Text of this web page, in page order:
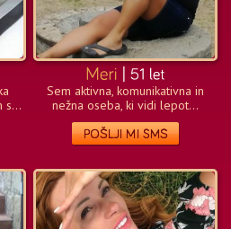
s...
Sem aktivna, komunikativna in
nežna oseba, ki vidi lepot...